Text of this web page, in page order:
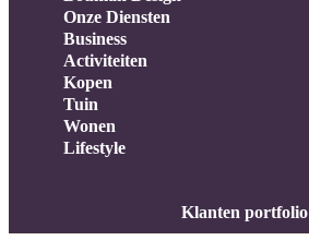
Onze Diensten
Business
Activiteiten
Kopen
Tuin
Wonen
Lifestyle
Klanten portfolio